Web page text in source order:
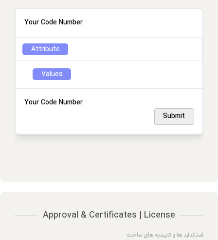
Your Code Number
Attribute
Values
Your Code Number
Submit
Approval & Certificates | License
استاندارد ها و تاییدیه های ساخت